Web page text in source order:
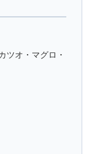
ツオ・マグロ・